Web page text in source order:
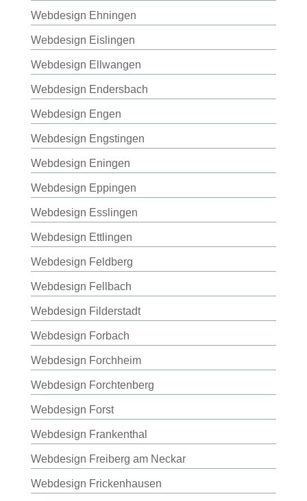
Webdesign Ehningen
Webdesign Eislingen
Webdesign Ellwangen
Webdesign Endersbach
Webdesign Engen
Webdesign Engstingen
Webdesign Eningen
Webdesign Eppingen
Webdesign Esslingen
Webdesign Ettlingen
Webdesign Feldberg
Webdesign Fellbach
Webdesign Filderstadt
Webdesign Forbach
Webdesign Forchheim
Webdesign Forchtenberg
Webdesign Forst
Webdesign Frankenthal
Webdesign Freiberg am Neckar
Webdesign Frickenhausen